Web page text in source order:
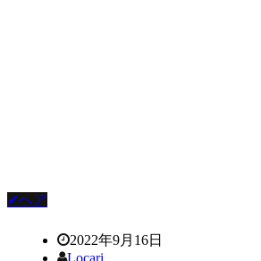
✔ヘア
2022年9月16日